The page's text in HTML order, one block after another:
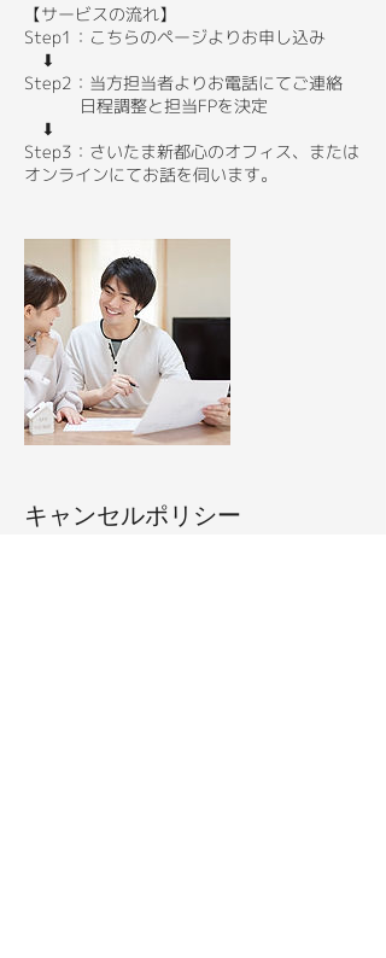
【サービスの流れ】
Step1：こちらのページよりお申し込み
⬇︎
Step2：当方担当者よりお電話にてご連絡
日程調整と担当FPを決定
⬇︎
Step3：さいたま新都心のオフィス、または
オンラインにてお話を伺います。
キャンセルポリシー